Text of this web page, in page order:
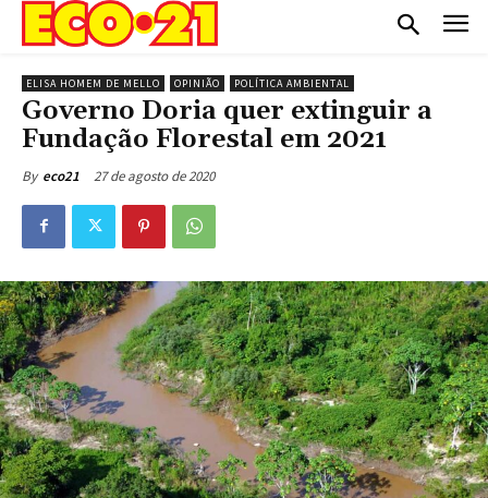
ELISA HOMEM DE MELLO OPINIÃO POLÍTICA AMBIENTAL
Governo Doria quer extinguir a
Fundação Florestal em 2021
By eco21 27 de agosto de 2020